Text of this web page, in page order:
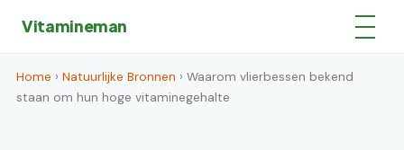
Vitamineman
Home › Natuurlijke Bronnen › Waarom vlierbessen bekend
staan om hun hoge vitaminegehalte